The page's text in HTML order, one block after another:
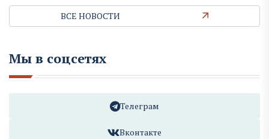
ВСЕ НОВОСТИ
Мы в соцсетях
Телеграм
Вконтакте